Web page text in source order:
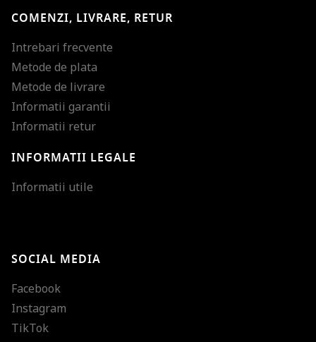
COMENZI, LIVRARE, RETUR
Intrebari frecvente
Metode de plata
Metode de livrare
Informatii garantii
Informatii retur
INFORMATII LEGALE
Informatii utile
SOCIAL MEDIA
Facebook
Instagram
TikTok